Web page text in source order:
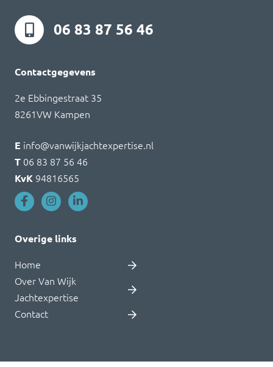
06 83 87 56 46
Contactgegevens
2e Ebbingestraat 35
8261VW Kampen
E info@vanwijkjachtexpertise.nl
T 06 83 87 56 46
KvK 94816565
Overige links
Home
Over Van Wijk
Jachtexpertise
Contact